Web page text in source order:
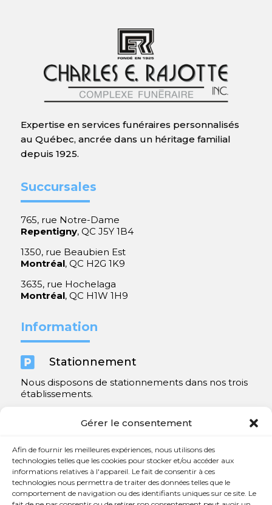
Gérer le consentement
Afin de fournir les meilleures expériences, nous utilisons des
technologies telles que les cookies pour stocker et/ou accéder aux
informations relatives à l'appareil. Le fait de consentir à ces
technologies nous permettra de traiter des données telles que le
comportement de navigation ou des identifiants uniques sur ce site. Le
Expertise en services funéraires personnalisés
au Québec, ancrée dans un héritage familial
depuis 1925.
Succursales
765, rue Notre-Dame
Repentigny, QC J5Y 1B4
1350, rue Beaubien Est
Montréal, QC H2G 1K9
3635, rue Hochelaga
Montréal, QC H1W 1H9
Information
 Stationnement
Nous disposons de stationnements dans nos trois
établissements.
Contact
 450 654-3342